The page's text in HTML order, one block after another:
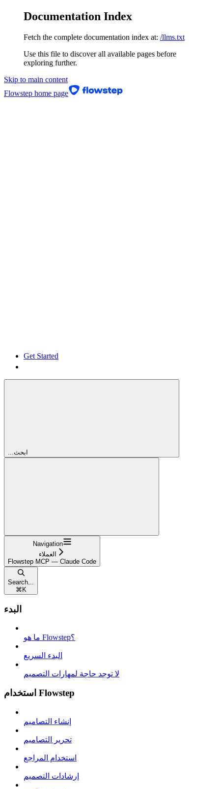
Documentation Index
Fetch the complete documentation index at: /llms.txt
Use this file to discover all available pages before
exploring further.
Skip to main content
Flowstep home page
Get Started
...ابحث
Navigation
العملاء
Flowstep MCP — Claude Code
Search...
⌘ K
البدء
ما هو Flowstep؟
البدء السريع
لا توجد حاجة لمهارات التصميم
استخدام Flowstep
إنشاء التصاميم
تحرير التصاميم
استخدام المراجع
إرشادات التصميم